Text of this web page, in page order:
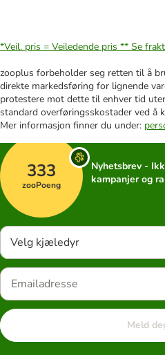
*Veil. pris = Veiledende pris ** Se
zooplus forbeholder seg retten til å
direkte markedsføring for lignende
protestere mot dette til enhver tid
standard overføringsskostader ved å
Mer informasjon finner du under:
333
zooPoeng
Nyhetsbrev -
kampanjer og
Velg kjæledyr
Meld